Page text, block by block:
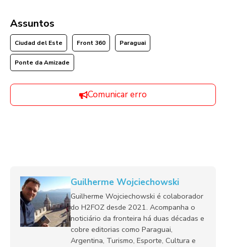
Assuntos
Ciudad del Este Front 360 Paraguai
Ponte da Amizade
Comunicar erro
Guilherme Wojciechowski
Guilherme Wojciechowski é colaborador
do H2FOZ desde 2021. Acompanha o
noticiário da fronteira há duas décadas e
cobre editorias como Paraguai,
Argentina, Turismo, Esporte, Cultura e